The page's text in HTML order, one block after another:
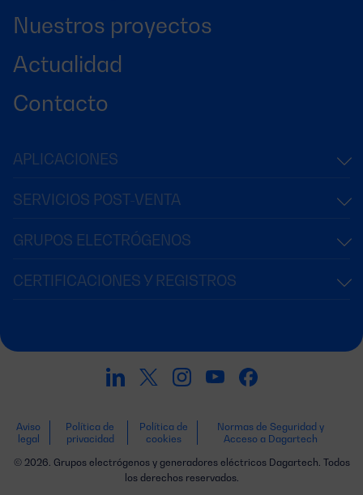
Nuestros proyectos
Actualidad
Contacto
APLICACIONES
SERVICIOS POST-VENTA
GRUPOS ELECTRÓGENOS
CERTIFICACIONES Y REGISTROS
Aviso
legal
Política de
privacidad
Política de
cookies
Normas de Seguridad y
Acceso a Dagartech
© 2026. Grupos electrógenos y generadores eléctricos Dagartech. Todos
los derechos reservados.